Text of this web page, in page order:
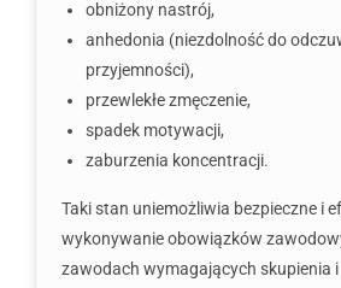
obniżony nastrój,
anhedonia (niezdolność do
przyjemności),
przewlekłe zmęczenie,
spadek motywacji,
zaburzenia koncentracji.
Taki stan uniemożliwia bezpieczne i
wykonywanie obowiązków
zawodach wymagających skupienia i